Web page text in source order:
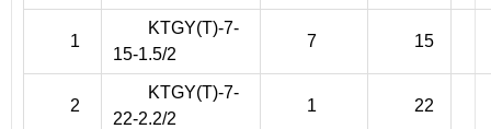
1
KTGY(T)-7-
15-1.5/2
7 15
2
KTGY(T)-7-
22-2.2/2
1 22